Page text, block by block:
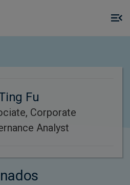
Fu
Corporate
Analyst